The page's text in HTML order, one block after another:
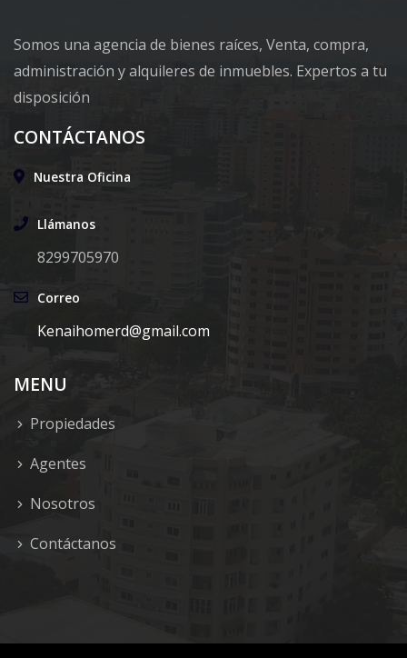
Somos una agencia de bienes raíces, Venta, compra,
administración y alquileres de inmuebles. Expertos a tu
disposición
CONTÁCTANOS
Nuestra Oficina
Llámanos
8299705970
Correo
Kenaihomerd@gmail.com
MENU
Propiedades
Agentes
Nosotros
Contáctanos